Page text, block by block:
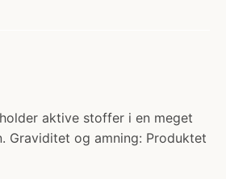
aktive stoffer i en meget
Graviditet og amning: Produktet